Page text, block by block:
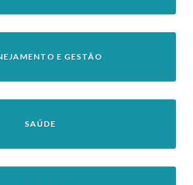
E GESTÃO
SAÚDE